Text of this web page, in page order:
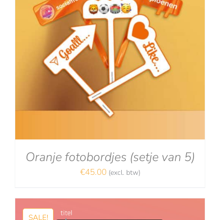
Oranje fotobordjes (setje van 5)
€45.00 (excl. btw)
SALE!